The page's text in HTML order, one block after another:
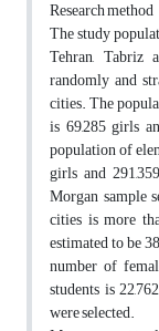
Research method
The study
Tehran, Tabriz
randomly and
cities. The
is 69,285 girls
population of
girls and
Morgan sample
cities is more
estimated to be
number of
students is
were selected.